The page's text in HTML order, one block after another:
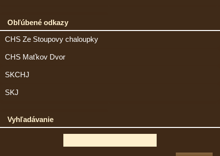
Obľúbené odkazy
CHS Ze Stoupovy chaloupky
CHS Maťkov Dvor
SKCHJ
SKJ
Vyhľadávanie